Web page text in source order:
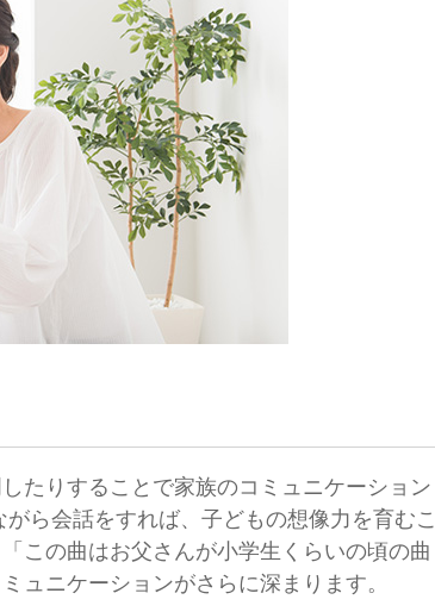
たりすることで家族のコミュニケーション
ら会話をすれば、子どもの想像力を育むこ
この曲はお父さんが小学生くらいの頃の曲
ュニケーションがさらに深まります。